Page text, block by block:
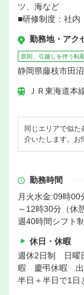
ツ、海など
■研修制度：社内
勤務地・アク
原則、引越しを伴う転
静岡県藤枝市田
ＪＲ東海道本
同じエリアで似
介いたします。お
勤務時間
月火水金:09時
～12時30分（休
週40時間シフト制
休日・休暇
週休2日制 日
暇 慶弔休暇 出
半日＋半日で1日